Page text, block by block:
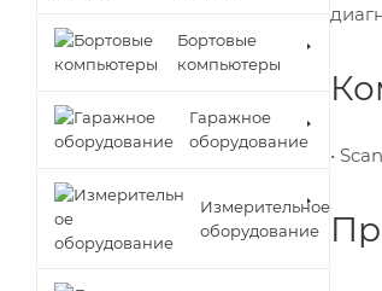
•
Бортовые
компьютеры
Гаражное
оборудование
Измерительное
оборудование